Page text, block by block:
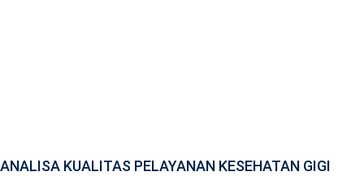
ANALISA KUALITAS PELAYANAN KESEHATAN GIGI